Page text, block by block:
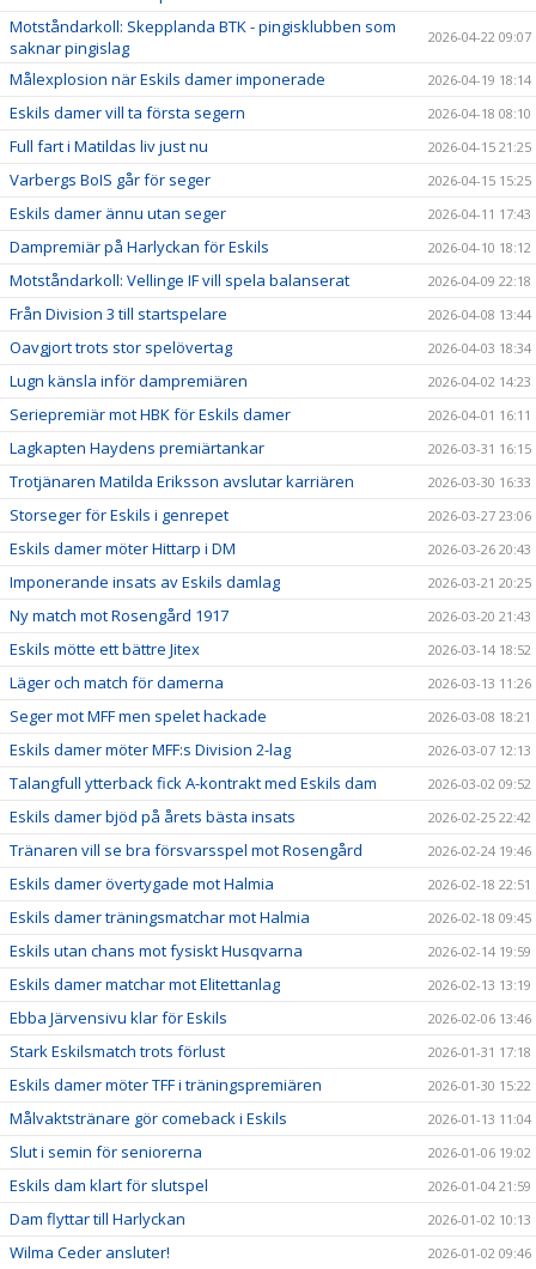
Motståndarkoll: Skepplanda BTK - pingisklubben som
saknar pingislag
2026-04-22 09:07
Målexplosion när Eskils damer imponerade 2026-04-19 18:14
Eskils damer vill ta första segern 2026-04-18 08:10
Full fart i Matildas liv just nu 2026-04-15 21:25
Varbergs BoIS går för seger 2026-04-15 15:25
Eskils damer ännu utan seger 2026-04-11 17:43
Dampremiär på Harlyckan för Eskils 2026-04-10 18:12
Motståndarkoll: Vellinge IF vill spela balanserat 2026-04-09 22:18
Från Division 3 till startspelare 2026-04-08 13:44
Oavgjort trots stor spelövertag 2026-04-03 18:34
Lugn känsla inför dampremiären 2026-04-02 14:23
Seriepremiär mot HBK för Eskils damer 2026-04-01 16:11
Lagkapten Haydens premiärtankar 2026-03-31 16:15
Trotjänaren Matilda Eriksson avslutar karriären 2026-03-30 16:33
Storseger för Eskils i genrepet 2026-03-27 23:06
Eskils damer möter Hittarp i DM 2026-03-26 20:43
Imponerande insats av Eskils damlag 2026-03-21 20:25
Ny match mot Rosengård 1917 2026-03-20 21:43
Eskils mötte ett bättre Jitex 2026-03-14 18:52
Läger och match för damerna 2026-03-13 11:26
Seger mot MFF men spelet hackade 2026-03-08 18:21
Eskils damer möter MFF:s Division 2-lag 2026-03-07 12:13
Talangfull ytterback fick A-kontrakt med Eskils dam 2026-03-02 09:52
Eskils damer bjöd på årets bästa insats 2026-02-25 22:42
Tränaren vill se bra försvarsspel mot Rosengård 2026-02-24 19:46
Eskils damer övertygade mot Halmia 2026-02-18 22:51
Eskils damer träningsmatchar mot Halmia 2026-02-18 09:45
Eskils utan chans mot fysiskt Husqvarna 2026-02-14 19:59
Eskils damer matchar mot Elitettanlag 2026-02-13 13:19
Ebba Järvensivu klar för Eskils 2026-02-06 13:46
Stark Eskilsmatch trots förlust 2026-01-31 17:18
Eskils damer möter TFF i träningspremiären 2026-01-30 15:22
Målvaktstränare gör comeback i Eskils 2026-01-13 11:04
Slut i semin för seniorerna 2026-01-06 19:02
Eskils dam klart för slutspel 2026-01-04 21:59
Dam flyttar till Harlyckan 2026-01-02 10:13
Wilma Ceder ansluter! 2026-01-02 09:46